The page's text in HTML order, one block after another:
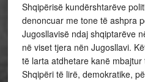
Shqipërisë kundërshtarëve
denoncuar me tone të ashpra
Jugosllavisë ndaj shqiptarëve
në viset tjera nën Jugosllavi.
të larta atdhetare kanë
Shqipëri të lirë, demokratike,